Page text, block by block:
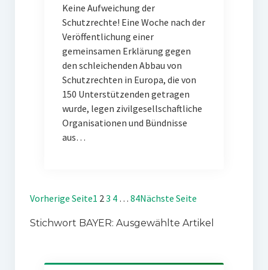
Keine Aufweichung der
Schutzrechte! Eine Woche nach der
Veröffentlichung einer
gemeinsamen Erklärung gegen
den schleichenden Abbau von
Schutzrechten in Europa, die von
150 Unterstützenden getragen
wurde, legen zivilgesellschaftliche
Organisationen und Bündnisse
aus…
Vorherige Seite1 23 4 … 84Nächste Seite
Stichwort BAYER: Ausgewählte Artikel